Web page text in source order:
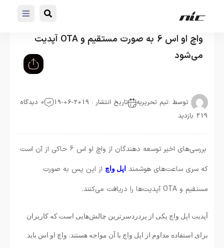
واچ او اس 6 به صورت مستقیم و OTA آپدیت
می‌شود
توسط :تیم تحریریه تاریخ انتشار : 2019-06-19
0 دیدگاه
219 بازدید
بررسی‌های اخیر توسعه دهندگان از واچ او اس 6 حاکی از آن است
که سری ساعت‌های هوشمند اپل واچ از این پس به صورت
مستقیم و OTA آپدیت‌ها را دریافت می‌کنند.
آپدیت اپل واچ یکی از پردردسرترین چالش‌هایی است که کاربران
برای استفاده مداوم از اپل واچ با آن مواجه هستند. واچ او اس باید